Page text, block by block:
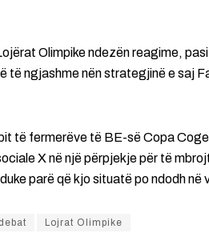
Olimpike ndezën reagime,
të ngjashme nën strategjinë e saj
të fermerëve të BE-së Copa
X në një përpjekje për të
parë që kjo situatë po ndodh në
debat Lojrat Olimpike